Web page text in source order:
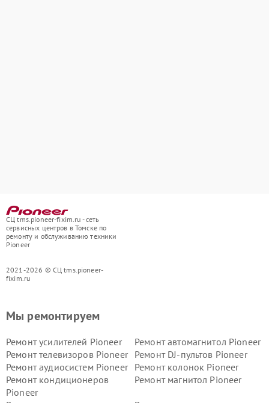
СЦ tms.pioneer-fixim.ru - сеть
сервисных центров в Томске по
ремонту и обслуживанию техники
Pioneer
2021-2026 © СЦ tms.pioneer-
fixim.ru
Мы ремонтируем
Ремонт усилителей Pioneer
Ремонт автомагнитол Pioneer
Ремонт телевизоров Pioneer
Ремонт DJ-пультов Pioneer
Ремонт аудиосистем Pioneer
Ремонт колонок Pioneer
Ремонт кондиционеров
Pioneer
Ремонт магнитол Pioneer